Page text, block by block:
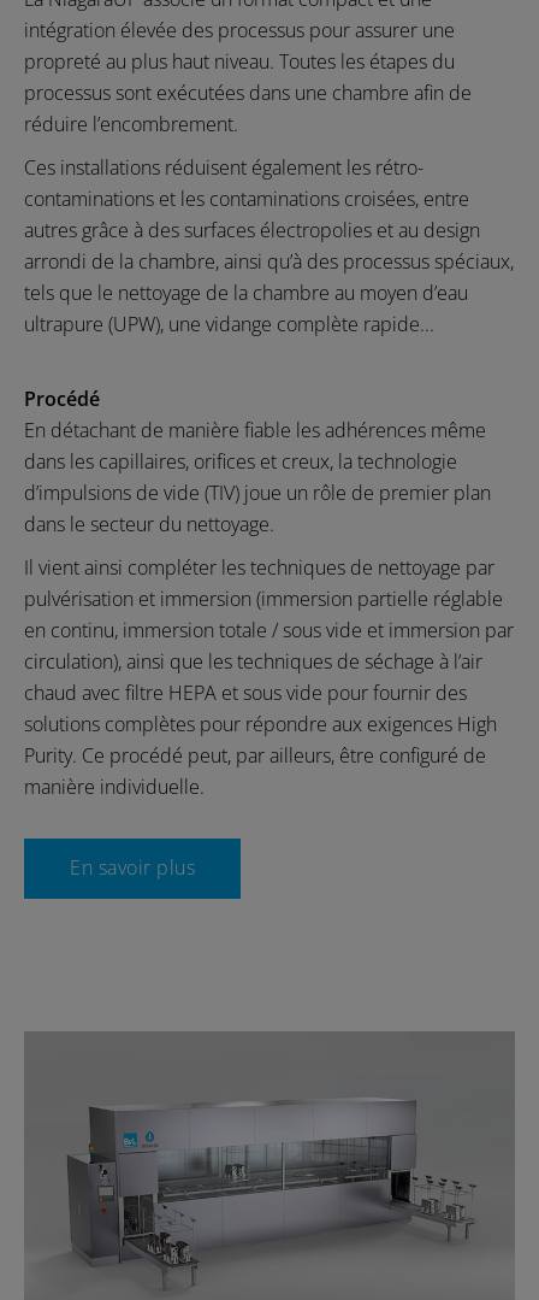
intégration élevée des processus pour assurer une
propreté au plus haut niveau. Toutes les étapes du
processus sont exécutées dans une chambre afin de
réduire l’encombrement.
Ces installations réduisent également les rétro-
contaminations et les contaminations croisées, entre
autres grâce à des surfaces électropolies et au design
arrondi de la chambre, ainsi qu’à des processus spéciaux,
tels que le nettoyage de la chambre au moyen d’eau
ultrapure (UPW), une vidange complète rapide...
Procédé
En détachant de manière fiable les adhérences même
dans les capillaires, orifices et creux, la technologie
d’impulsions de vide (TIV) joue un rôle de premier plan
dans le secteur du nettoyage.
Il vient ainsi compléter les techniques de nettoyage par
pulvérisation et immersion (immersion partielle réglable
en continu, immersion totale / sous vide et immersion par
circulation), ainsi que les techniques de séchage à l’air
chaud avec filtre HEPA et sous vide pour fournir des
solutions complètes pour répondre aux exigences High
Purity. Ce procédé peut, par ailleurs, être configuré de
manière individuelle.
En savoir plus